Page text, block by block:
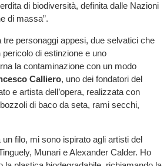
di biodiversità, definita dalle Nazioni
di massa”.
tre personaggi appesi, due selvatici che
di estinzione e uno
la contaminazione con un modo
Calliero, uno dei fondatori del
e artista dell’opera, realizzata con
di baco da seta, rami secchi,
filo, mi sono ispirato agli artisti del
Munari e Alexander Calder. Ho